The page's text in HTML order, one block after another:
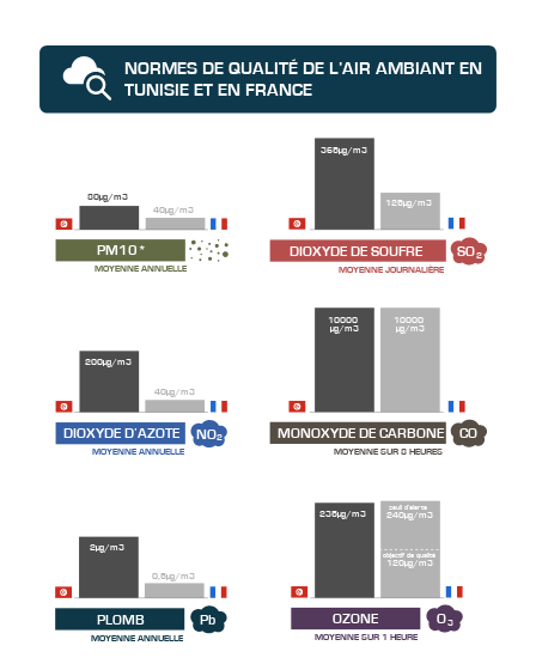
NORMES DE QUALITÉ DE L’AIR AMBIANT EN
TUNISIE ET EN FRANCE
DIOXYDE DE SOUFRE
MONOXYDE DE CARBONE
PLOMB OZONE
235µg/m3
objectif de qualité
120µg/m3
seuil d’alerte
240µg/m3
10000
µg/m3
10000
µg/m3
MOYENNE ANNUELLE MOYENNE SUR 1 HEURE
MOYENNE SUR 8 HEURES
MOYENNE JOURNALIÈRE
2µg/m3
0,5µg/m3
365µg/m3
125µg/m3
DIOXYDE D’AZOTE
200µg/m3
40µg/m3
MOYENNE ANNUELLE
2
NO
SO2
CO
Pb O3
PM10*
80µg/m3
40µg/m3
MOYENNE ANNUELLE